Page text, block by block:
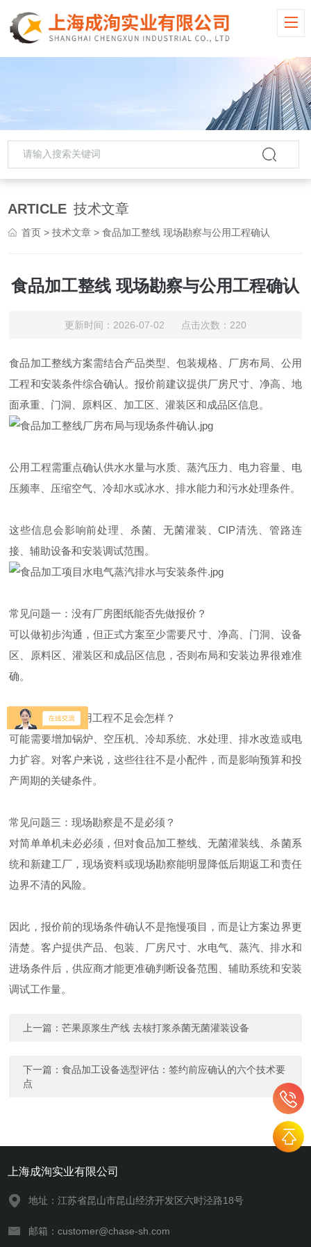
ARTICLE 技术文章
首页 >技术文章 > 食品加工整线 现场勘察与公用工程确认
食品加工整线 现场勘察与公用工程确认
更新时间：2026-07-02 点击次数：220
食品加工整线方案需结合产品类型、包装规格、厂房布局、公用
工程和安装条件综合确认。报价前建议提供厂房尺寸、净高、地
面承重、门洞、原料区、加工区、灌装区和成品区信息。
公用工程需重点确认供水水量与水质、蒸汽压力、电力容量、电
压频率、压缩空气、冷却水或冰水、排水能力和污水处理条件。
这些信息会影响前处理、杀菌、无菌灌装、CIP清洗、管路连
接、辅助设备和安装调试范围。
常见问题一：没有厂房图纸能否先做报价？
可以做初步沟通，但正式方案至少需要尺寸、净高、门洞、设备
区、原料区、灌装区和成品区信息，否则布局和安装边界很难准
确。
常见问题二：公用工程不足会怎样？
可能需要增加锅炉、空压机、冷却系统、水处理、排水改造或电
力扩容。对客户来说，这些往往不是小配件，而是影响预算和投
产周期的关键条件。
常见问题三：现场勘察是不是必须？
对简单单机未必必须，但对食品加工整线、无菌灌装线、杀菌系
统和新建工厂，现场资料或现场勘察能明显降低后期返工和责任
边界不清的风险。
因此，报价前的现场条件确认不是拖慢项目，而是让方案边界更
清楚。客户提供产品、包装、厂房尺寸、水电气、蒸汽、排水和
进场条件后，供应商才能更准确判断设备范围、辅助系统和安装
调试工作量。
上一篇：芒果原浆生产线 去核打浆杀菌无菌灌装设备
下一篇：食品加工设备选型评估：签约前应确认的六个技术要
点
上海成洵实业有限公司
地址：江苏省昆山市昆山经济开发区六时泾路18号
邮箱：customer@chase-sh.com